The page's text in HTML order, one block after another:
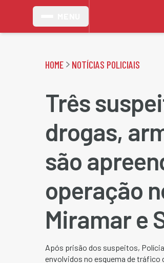
HOME NOTÍCIAS POLICIAIS
Três
drogas,
são
operação
Miramar e
Após prisão dos suspeitos,
envolvidos no esquema de tráfico